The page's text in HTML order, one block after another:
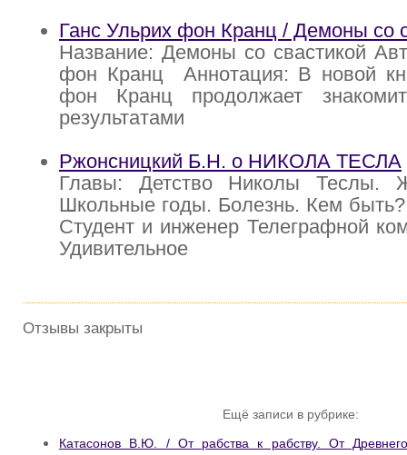
Ганс Ульрих фон Кранц / Демоны со
Название: Демоны со свастикой
фон Кранц Аннотация: В новой
фон Кранц продолжает
результатами
Ржонсницкий Б.Н. о НИКОЛА ТЕСЛА
Главы: Детство Николы Теслы.
Школьные годы. Болезнь. Кем
Студент и инженер Телеграфной
Удивительное
Отзывы закрыты
Ещё записи в рубрике:
Катасонов В.Ю. / От рабства к рабству. От